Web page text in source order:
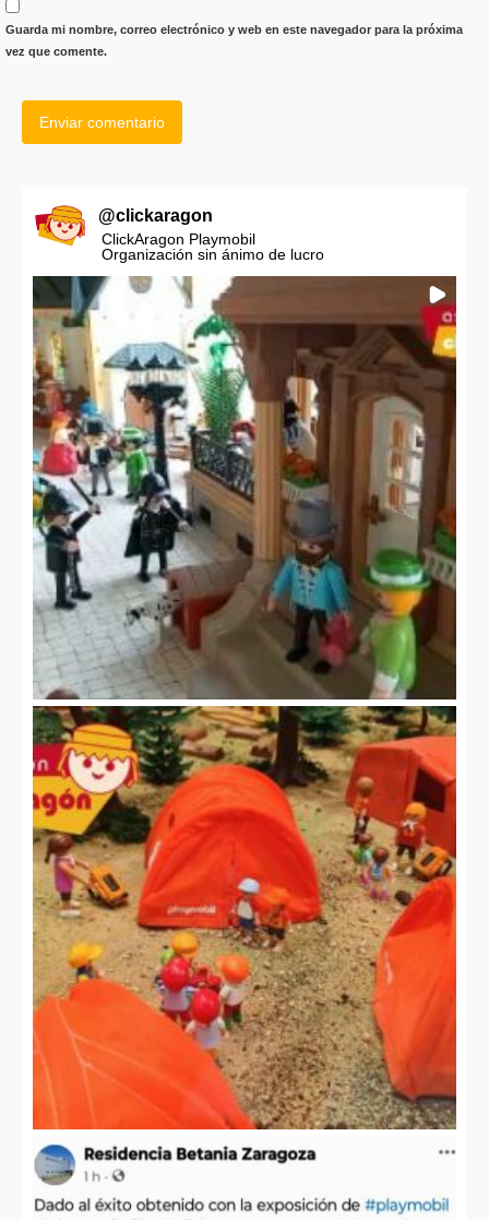
Guarda mi nombre, correo electrónico y web en este navegador para la próxima
vez que comente.
@clickaragon
ClickAragon Playmobil
Organización sin ánimo de lucro